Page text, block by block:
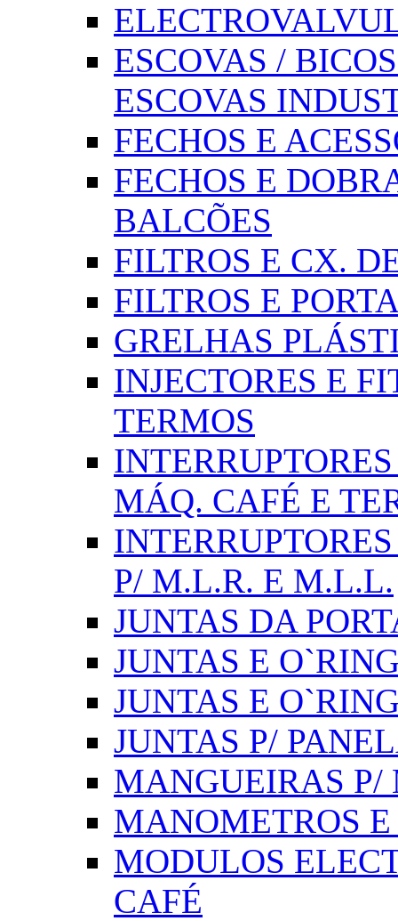
ESCOVAS /
ESCOVAS
FECHOS E
FECHOS E
BALCÕES
FILTROS E CX.
FILTROS E
GRELHAS
INJECTORES E
TERMOS
MÁQ. CAFÉ E
P/ M.L.R. E M.L.L.
JUNTAS DA
JUNTAS E
JUNTAS E
JUNTAS P/
MANGUEIRAS
MANOMETROS
MODULOS
CAFÉ